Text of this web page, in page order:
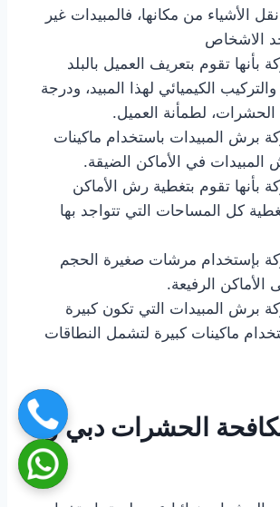
الأشياء من مكانها، فالمبيدات غير
الاشخاص
بأنها تقوم بتعريف العميل بالبلد
الكيميائي لهذا المبيد، ودرجة
الحشرات، لطمأنة العميل.
برش المبيدات باستخدام ماكينات
في الأماكن الضيقة.
بأنها تقوم بتغطية رش الأماكن
كل المساحات التي تتواجد بها
بإستخدام مرشات صغيرة الحجم
الأماكن الرفيعة.
برش المبيدات التي تكون كبيرة
ماكينات كبيرة لتشمل النطاقات
الحشرات دبي و